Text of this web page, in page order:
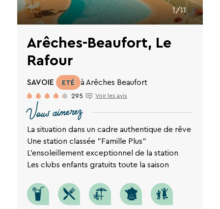
1/11
Arêches-Beaufort, Le
Rafour
SAVOIE ETÉ à Arêches Beaufort
295 Voir les avis
Vous aimerez
La situation dans un cadre authentique de rêve
Une station classée "Famille Plus"
L'ensoleillement exceptionnel de la station
Les clubs enfants gratuits toute la saison